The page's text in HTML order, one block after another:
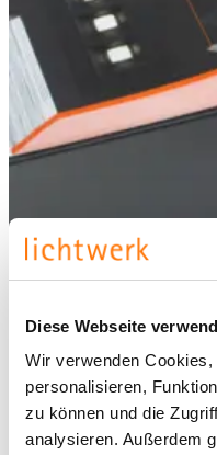
Diese Webseite
Wir verwenden
personalisieren,
zu können und die
analysieren. Außerdem